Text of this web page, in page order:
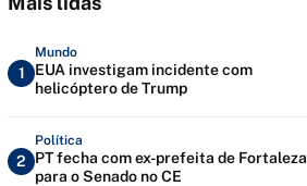
1
Mundo
EUA investigam incidente com
helicóptero de Trump
2
Política
PT fecha com ex-prefeita de Fortaleza
para o Senado no CE